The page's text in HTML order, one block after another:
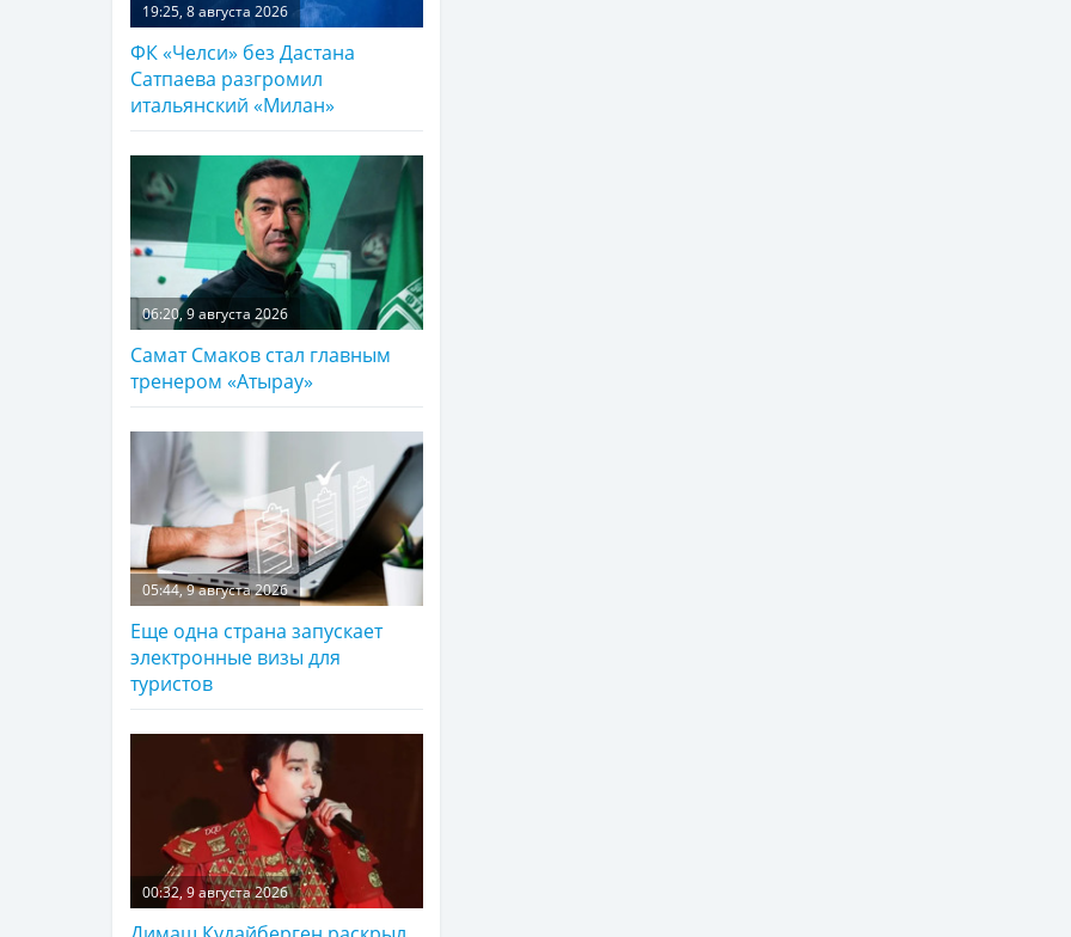
19:25, 8 августа 2026
ФК «Челси» без Дастана
Сатпаева разгромил
итальянский «Милан»
06:20, 9 августа 2026
Самат Смаков стал главным
тренером «Атырау»
05:44, 9 августа 2026
Еще одна страна запускает
электронные визы для
туристов
00:32, 9 августа 2026